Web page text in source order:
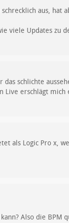
aus, hat
viele Updates zu
schlichte
Live erschlägt
als Logic Pro x,
Also die BPM